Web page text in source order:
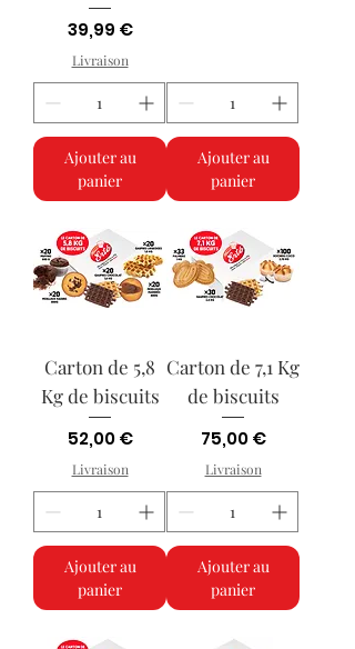
Prix
39,99 €
Livraison
Ajouter au
panier
Ajouter au
panier
Carton de 5,8
Kg de biscuits
Prix
52,00 €
Livraison
Ajouter au
panier
Carton de 7,1 Kg
de biscuits
Prix
75,00 €
Livraison
Ajouter au
panier